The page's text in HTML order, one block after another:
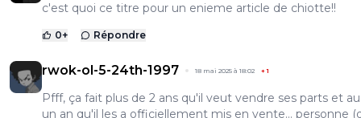
c'est quoi ce titre pour un enieme article de chiotte!!
0+ Répondre
rwok-ol-5-24th-1997 18 mai 2025 à 18:02 +1
Pfff, ça fait plus de 2 ans qu'il veut vendre ses parts et
un an qu'il les a officiellement mis en vente... personne